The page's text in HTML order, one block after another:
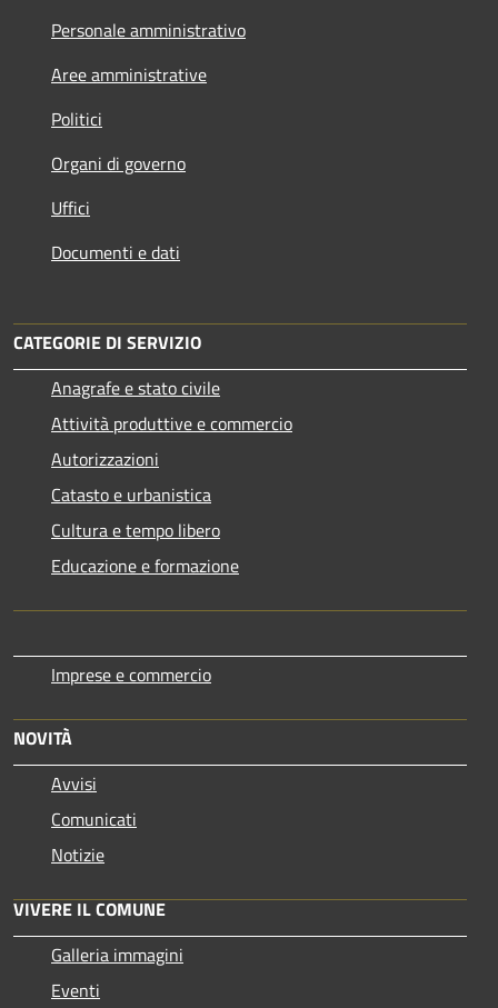
Personale amministrativo
Aree amministrative
Politici
Organi di governo
Uffici
Documenti e dati
CATEGORIE DI SERVIZIO
Anagrafe e stato civile
Attività produttive e commercio
Autorizzazioni
Catasto e urbanistica
Cultura e tempo libero
Educazione e formazione
Imprese e commercio
NOVITÀ
Avvisi
Comunicati
Notizie
VIVERE IL COMUNE
Galleria immagini
Eventi